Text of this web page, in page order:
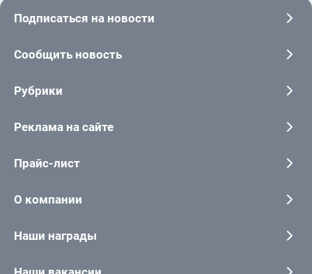
Подписаться на новости
Сообщить новость
Рубрики
Реклама на сайте
Прайс-лист
О компании
Наши награды